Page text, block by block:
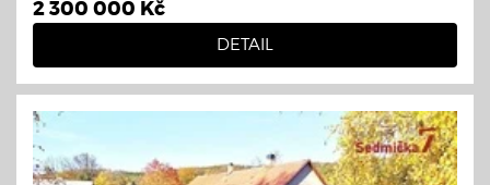
2 300 000 Kč
DETAIL